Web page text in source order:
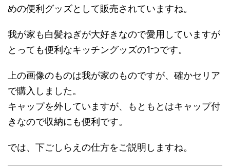
めの便利グッズとして販売されていますね。
我が家も白髪ねぎが大好きなので愛用していますが
とっても便利なキッチングッズの1つです。
上の画像のものは我が家のものですが、確かセリア
で購入しました。
キャップを外していますが、もともとはキャップ付
きなので収納にも便利です。
では、下ごしらえの仕方をご説明しますね。